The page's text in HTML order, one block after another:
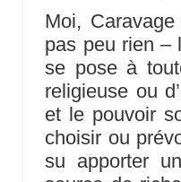
Moi,
pas peu rien –
se pose à
religieuse ou
et le pouvoir
choisir ou
su apporter